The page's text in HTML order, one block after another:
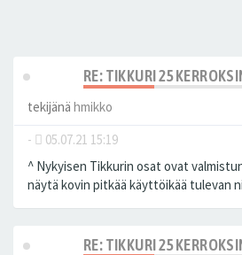
RE: TIKKURI 25
tekijänä hmikko
-
05.07.21 15:19
^ Nykyisen Tikkurin osat ovat
näytä kovin pitkää käyttöikää tulevan
RE: TIKKURI 25